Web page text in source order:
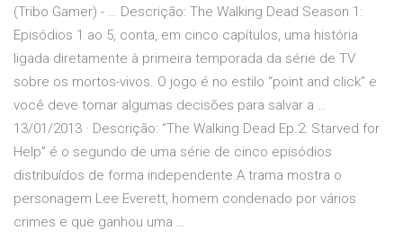
(Tribo Gamer) - … Descrição: The Walking Dead Season 1:
Episódios 1 ao 5, conta, em cinco capítulos, uma história
ligada diretamente à primeira temporada da série de TV
sobre os mortos-vivos. O jogo é no estilo “point and click” e
você deve tomar algumas decisões para salvar a …
13/01/2013 · Descrição: “The Walking Dead Ep.2: Starved for
Help” é o segundo de uma série de cinco episódios
distribuídos de forma independente.A trama mostra o
personagem Lee Everett, homem condenado por vários
crimes e que ganhou uma …